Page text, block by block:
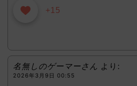
+15
名無しのゲーマーさん より:
2026年3月9日 00:55